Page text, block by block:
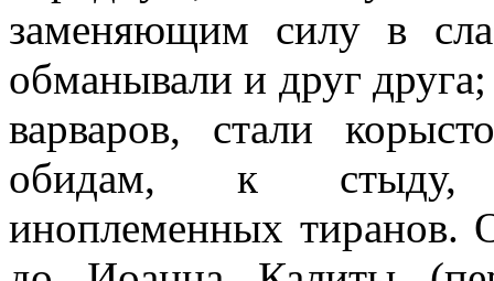
заменяющим силу в
обманывали и друг
варваров, стали
обидам, к стыду,
иноплеменных тиранов.